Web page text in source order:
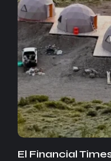
El Financial